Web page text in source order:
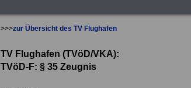
>>>zur Übersicht des TV Flughafen
TV Flughafen (TVöD/VKA):
TVöD-F: § 35 Zeugnis